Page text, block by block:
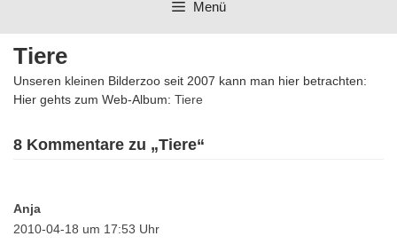
Menü
Tiere
Unseren kleinen Bilderzoo seit 2007 kann man hier betrachten:
Hier gehts zum Web-Album: Tiere
8 Kommentare zu „Tiere“
Anja
2010-04-18 um 17:53 Uhr